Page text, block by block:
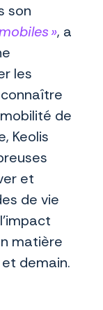
son
», a
les
de
Keolis
et
de vie
matière
demain.